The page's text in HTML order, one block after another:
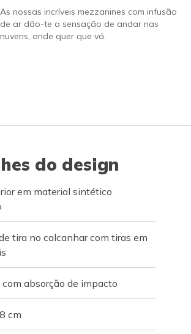
As nossas incríveis mezzanines com infusão
de ar dão-te a sensação de andar nas
nuvens, onde quer que vá.
do design
em material sintético
tira no calcanhar com tiras em
absorção de impacto
cm